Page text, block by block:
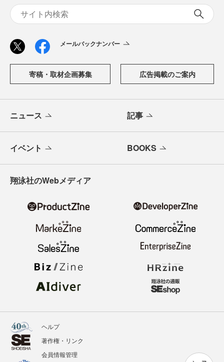
メールバックナンバー
寄稿・取材企画募集 広告掲載のご案内
ニュース 記事
イベント BOOKS
翔泳社のWebメディア
ヘルプ
著作権・リンク
会員情報管理